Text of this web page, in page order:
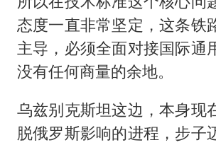
态度一直非常坚定，这条铁
主导，必须全面对接国际通
没有任何商量的余地。
乌兹别克斯坦这边，本身现
脱俄罗斯影响的进程，步子